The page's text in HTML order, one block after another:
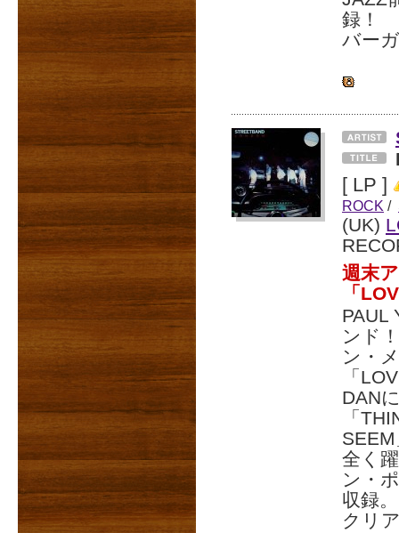
録！
バー
[ LP ]
ROCK /
(UK)
週末
「
PAUL
ンド
ン・
「
DAN
「
全く
ン・
収録。
クリ